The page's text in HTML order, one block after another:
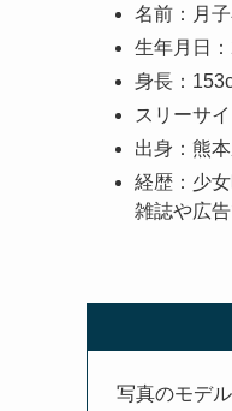
名前：月
生年月日
身長：
スリーサ
出身：熊
経歴：少
雑誌や広
写真のモデ